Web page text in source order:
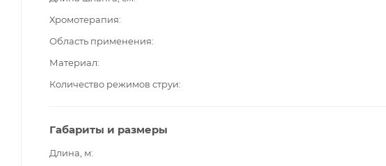
Хромотерапия
Область применения
Материал
Количество режимов струи
Габариты и размеры
Длина, м